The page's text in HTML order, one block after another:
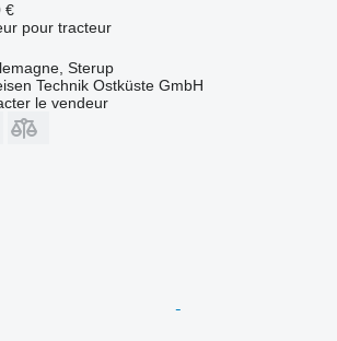
€
pour tracteur
Sterup
Technik Ostküste GmbH
le vendeur